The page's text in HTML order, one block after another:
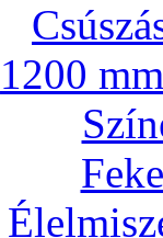
1200